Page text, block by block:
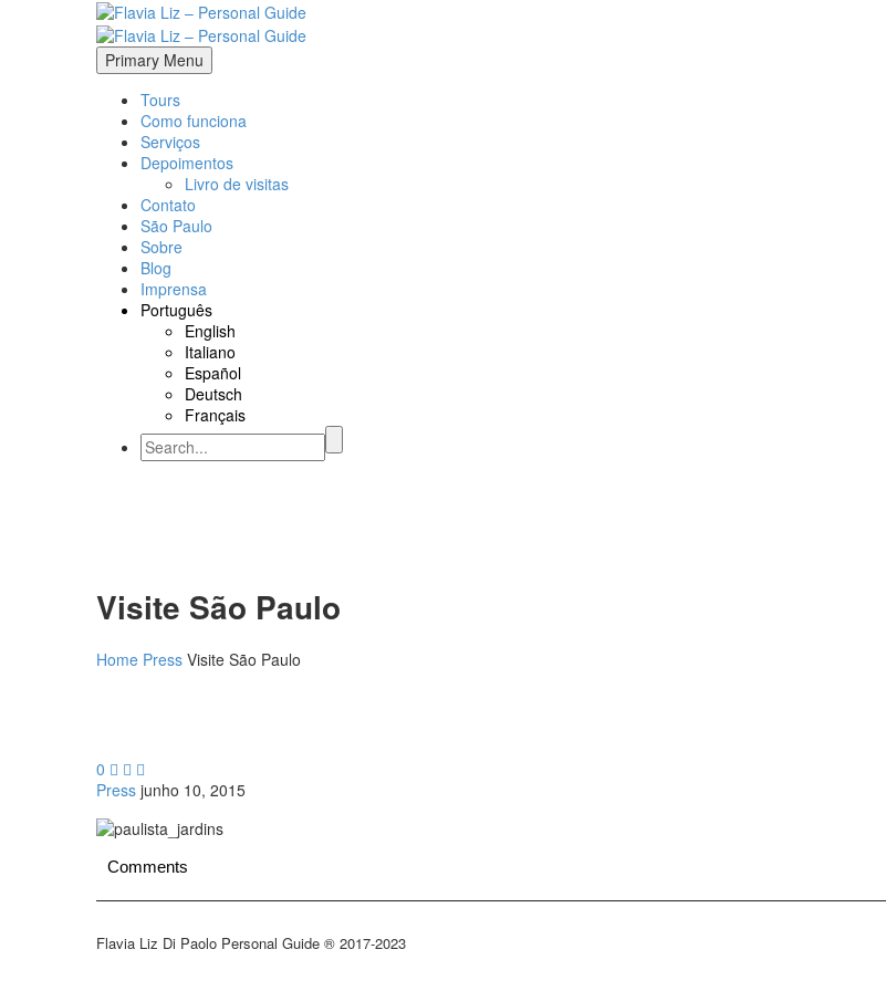
Primary Menu
Tours
Como funciona
Serviços
Depoimentos
Livro de visitas
Contato
São Paulo
Sobre
Blog
Imprensa
Português
English
Italiano
Español
Deutsch
Français
Visite São Paulo
Home Press Visite São Paulo
0   
Press junho 10, 2015
Comments
Flavia Liz Di Paolo Personal Guide ® 2017-2023